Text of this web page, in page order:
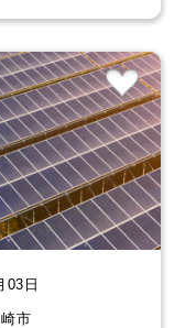
03日
市